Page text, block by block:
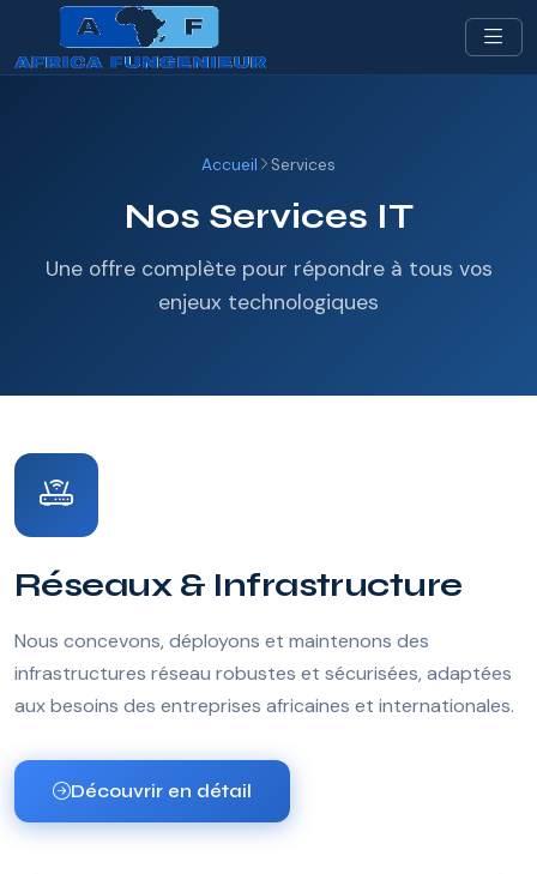
Africa Fungenieur
Accueil Services
Nos Services IT
Une offre complète pour répondre à tous vos
enjeux technologiques
Réseaux & Infrastructure
Nous concevons, déployons et maintenons des
infrastructures réseau robustes et sécurisées, adaptées
aux besoins des entreprises africaines et internationales.
Découvrir en détail